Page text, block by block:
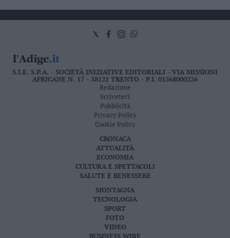
provinciale sono stati 133, in lieve calo rispetto ai 144
del 2011 e ai 151 del 2010
S.I.E. S.P.A. - SOCIETÀ INIZIATIVE EDITORIALI - VIA MISSIONI
AFRICANE N. 17 - 38121 TRENTO - P.I. 01568000226
Redazione
Scriveteci
Pubblicità
Privacy Policy
Cookie Policy
CRONACA
ATTUALITÀ
ECONOMIA
CULTURA E SPETTACOLI
SALUTE E BENESSERE
MONTAGNA
TECNOLOGIA
SPORT
FOTO
VIDEO
BUSINESS WIRE